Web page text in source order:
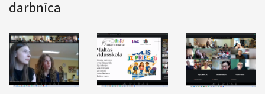
darbnīca